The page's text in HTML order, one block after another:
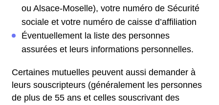
ou Alsace-Moselle), votre numéro de Sécurité
sociale et votre numéro de caisse d’affiliation
Éventuellement la liste des personnes
assurées et leurs informations personnelles.
Certaines mutuelles peuvent aussi demander à
leurs souscripteurs (généralement les personnes
de plus de 55 ans et celles souscrivant des